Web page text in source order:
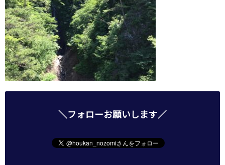
＼フォローお願いします／